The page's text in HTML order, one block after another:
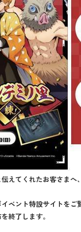
えてくれたお客さま
ベント特設サイトをご
終了します。